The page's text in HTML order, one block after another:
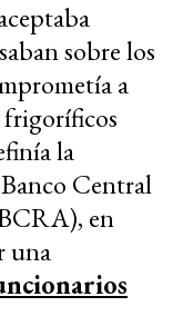
sobre los
a
la
Central
en
una